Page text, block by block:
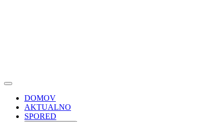
DOMOV
AKTUALNO
SPORED